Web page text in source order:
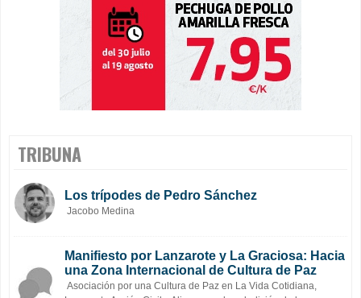
TRIBUNA
Los trípodes de Pedro Sánchez
Jacobo Medina
Manifiesto por Lanzarote y La Graciosa: Hacia
una Zona Internacional de Cultura de Paz
Asociación por una Cultura de Paz en La Vida Cotidiana,